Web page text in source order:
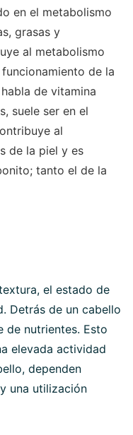
en el metabolismo
grasas y
al metabolismo
de la
de vitamina
suele ser en el
al
de la piel y es
tanto el de la
el estado de
Detrás de un cabello
de nutrientes. Esto
elevada actividad
dependen
una utilización